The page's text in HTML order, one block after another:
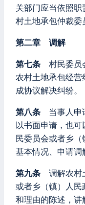
关部门应当依照
村土地承包仲裁委
第二章 调解
第七条 村民委员
农村土地承包经营
成协议解决纠纷。
第八条 当事人申
以书面申请，也
民委员会或者乡
基本情况、申请调
第九条 调解农村
或者乡（镇）人
和理由的陈述，